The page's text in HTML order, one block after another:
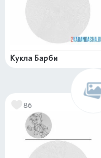
Кукла Барби
86